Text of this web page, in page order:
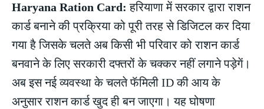
Haryana Ration Card:हरियाणा में सरकार द्वारा राशन
कार्ड बनाने की प्रक्रिया को पूरी तरह से डिजिटल कर दिया
गया है जिसके चलते अब किसी भी परिवार को राशन कार्ड
बनवाने के लिए सरकारी दफ्तरों के चक्कर नहीं लगाने पड़ेगें।
अब इस नई व्यवस्था के चलते फॅमिली ID की आय के
अनुसार राशन कार्ड खुद ही बन जाएगा। यह घोषणा